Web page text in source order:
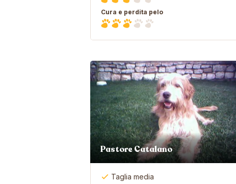
Cura e perdita pelo
Pastore Catalano
Taglia media